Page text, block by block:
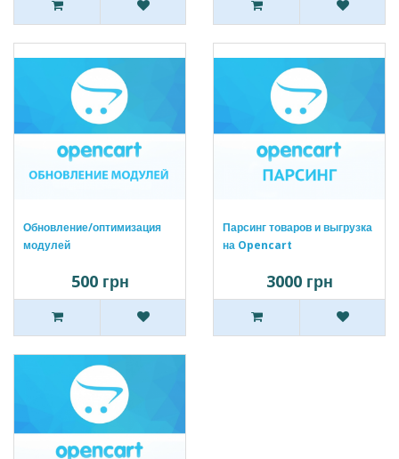
Обновление/оптимизация
модулей
500 грн
Парсинг товаров и выгрузка
на Opencart
3000 грн